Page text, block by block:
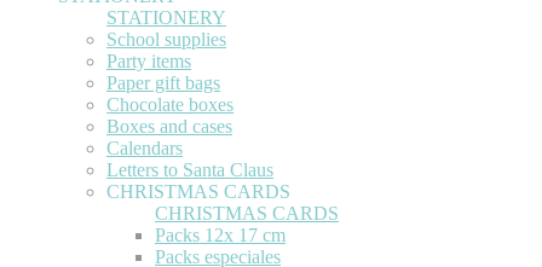
STATIONERY
School supplies
Party items
Paper gift bags
Chocolate boxes
Boxes and cases
Calendars
Letters to Santa Claus
CHRISTMAS CARDS
CHRISTMAS CARDS
Packs 12x 17 cm
Packs especiales